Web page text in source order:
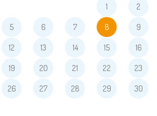
1
2
5 6 7 8 9
12 13 14 15 16
19 20 21 22 23
26 27 28 29 30